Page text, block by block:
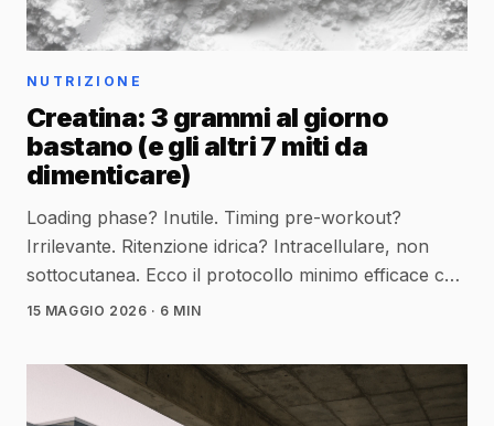
NUTRIZIONE
Creatina: 3 grammi al giorno
bastano (e gli altri 7 miti da
dimenticare)
Loading phase? Inutile. Timing pre-workout?
Irrilevante. Ritenzione idrica? Intracellulare, non
sottocutanea. Ecco il protocollo minimo efficace che
funziona davvero.
15 MAGGIO 2026 · 6 MIN